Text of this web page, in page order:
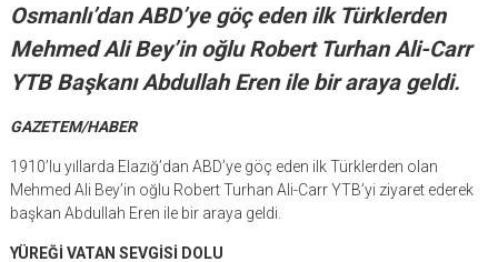
Osmanlı’dan ABD’ye göç eden ilk Türklerden
Mehmed Ali Bey’in oğlu Robert Turhan Ali-Carr
YTB Başkanı Abdullah Eren ile bir araya geldi.
GAZETEM/HABER
1910’lu yıllarda Elazığ’dan ABD’ye göç eden ilk Türklerden olan
Mehmed Ali Bey’in oğlu Robert Turhan Ali-Carr YTB’yi ziyaret ederek
başkan Abdullah Eren ile bir araya geldi.
YÜREĞİ VATAN SEVGİSİ DOLU